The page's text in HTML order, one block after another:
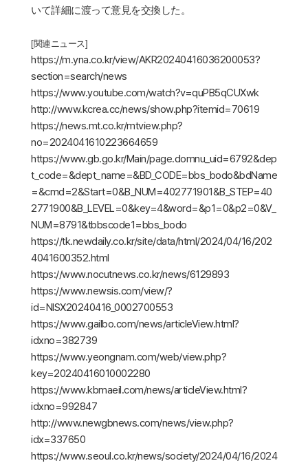
いて詳細に渡って意見を交換した。
[関連ニュース]
https://m.yna.co.kr/view/AKR20240416036200053?
section=search/news
https://www.youtube.com/watch?v=quPB5qCUXwk
http://www.kcrea.cc/news/show.php?itemid=70619
https://news.mt.co.kr/mtview.php?
no=2024041610223664659
https://www.gb.go.kr/Main/page.domnu_uid=6792&dep
t_code=&dept_name=&BD_CODE=bbs_bodo&bdName
=&cmd=2&Start=0&B_NUM=402771901&B_STEP=40
2771900&B_LEVEL=0&key=4&word=&p1=0&p2=0&V_
NUM=8791&tbbscode1=bbs_bodo
https://tk.newdaily.co.kr/site/data/html/2024/04/16/202
4041600352.html
https://www.nocutnews.co.kr/news/6129893
https://www.newsis.com/view/?
id=NISX20240416_0002700553
https://www.gailbo.com/news/articleView.html?
idxno=382739
https://www.yeongnam.com/web/view.php?
key=20240416010002280
https://www.kbmaeil.com/news/articleView.html?
idxno=992847
http://www.newgbnews.com/news/view.php?
idx=337650
https://www.seoul.co.kr/news/society/2024/04/16/2024